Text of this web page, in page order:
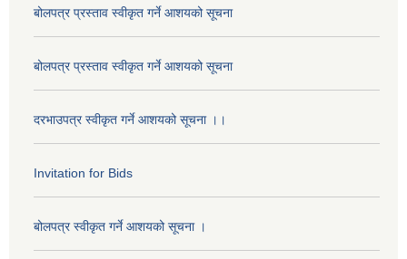
बोलपत्र प्रस्ताव स्वीकृत गर्ने आशयको सूचना
बोलपत्र प्रस्ताव स्वीकृत गर्ने आशयको सूचना
दरभाउपत्र स्वीकृत गर्ने आशयको सूचना ।।
Invitation for Bids
बोलपत्र स्वीकृत गर्ने आशयको सूचना ।